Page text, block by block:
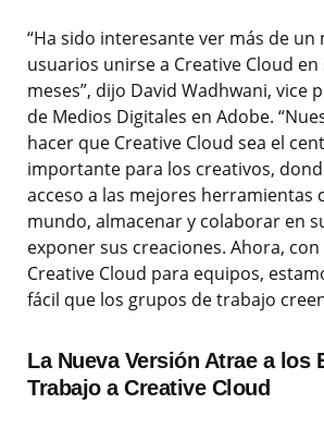
“Ha sido interesante ver más de un
usuarios unirse a Creative Cloud
meses”, dijo David Wadhwani, vice
de Medios Digitales en Adobe.
hacer que Creative Cloud sea el
importante para los creativos,
acceso a las mejores herramientas
mundo, almacenar y colaborar en
exponer sus creaciones. Ahora,
Creative Cloud para equipos,
fácil que los grupos de trabajo
La Nueva Versión Atrae a los
Trabajo a Creative Cloud